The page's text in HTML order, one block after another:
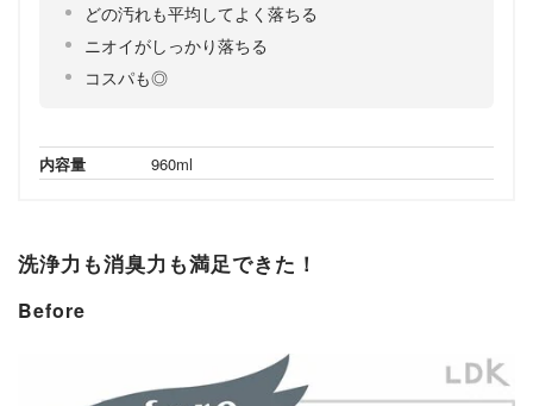
どの汚れも平均してよく落ちる
ニオイがしっかり落ちる
コスパも◎
内容量 960ml
洗浄力も消臭力も満足できた！
Before